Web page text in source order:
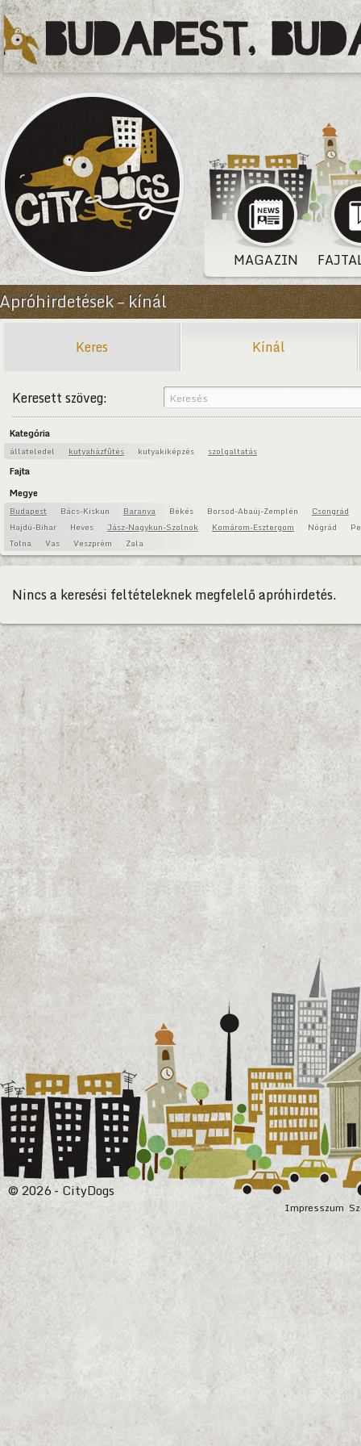
MAGAZIN
Apróhirdetések – kínál
Keres Kínál
Keresett szöveg:
Kategória
állateledel kutyaházfűtés kutyakiképzés szolgaltatás
Fajta
Megye
Budapest Bács-Kiskun Baranya Békés Borsod-Abaúj-Zemplén
Csongrád
Hajdú-Bihar
Heves Jász-Nagykun-Szolnok Komárom-Esztergom Nógrád
Tolna
Vas Veszprém Zala
Nincs a keresési feltételeknek megfelelő apróhirdetés.
Impresszum
© 2026 - CityDogs